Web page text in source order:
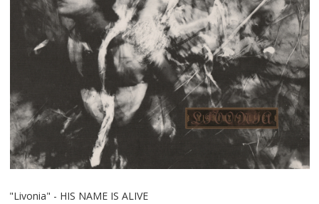
"Livonia" - HIS NAME IS ALIVE